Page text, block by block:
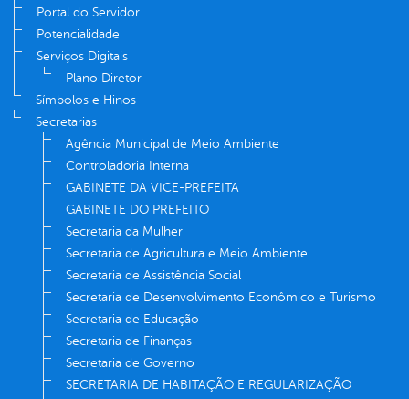
Portal do Servidor
Potencialidade
Serviços Digitais
Plano Diretor
Símbolos e Hinos
Secretarias
Agência Municipal de Meio Ambiente
Controladoria Interna
GABINETE DA VICE-PREFEITA
GABINETE DO PREFEITO
Secretaria da Mulher
Secretaria de Agricultura e Meio Ambiente
Secretaria de Assistência Social
Secretaria de Desenvolvimento Econômico e Turismo
Secretaria de Educação
Secretaria de Finanças
Secretaria de Governo
SECRETARIA DE HABITAÇÃO E REGULARIZAÇÃO